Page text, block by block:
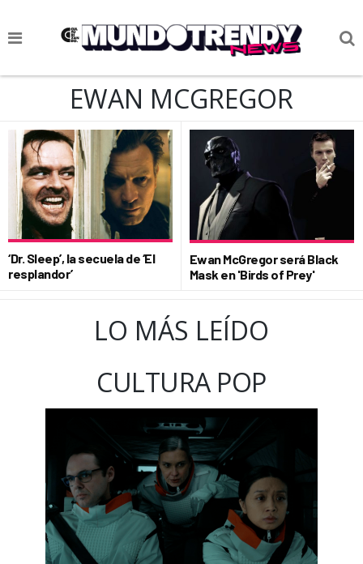
NOTICIAS
CIENCIA Y TECNOLOGÍA
VIDA
SOCIEDAD
CULTURIZANDO.COM
EWAN MCGREGOR
‘Dr. Sleep’, la secuela de ‘El
resplandor’
Ewan McGregor será Black
Mask en 'Birds of Prey'
LO MÁS LEÍDO
CULTURA POP